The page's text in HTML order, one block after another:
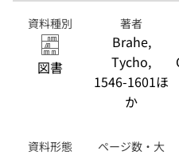
資料種別
図書
著者
Brahe,
Tycho,
1546-1601ほ
か
資料形態
ページ数・大